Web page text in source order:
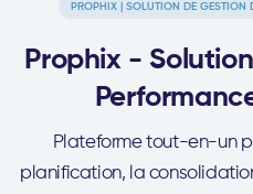
PROPHIX | SOLUTION DE GESTION
Prophix -
Plateforme tout-en-un
planification, la